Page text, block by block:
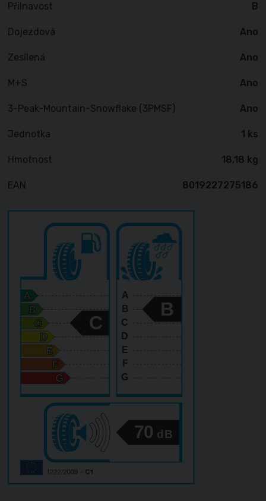
Přilnavost B
Dojezdová Ano
Zesílená Ano
M+S Ano
3-Peak-Mountain-Snowflake (3PMSF) Ano
Jednotka 1 ks
Hmotnost 18,18 kg
EAN 8019227275186
A
B
C
D
E
F
G
70 dB
C
B